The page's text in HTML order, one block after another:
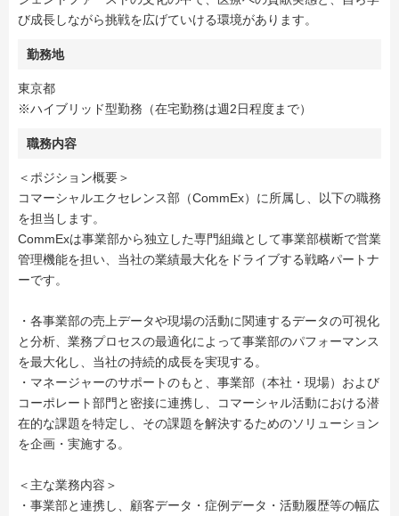
び成長しながら挑戦を広げていける環境があります。
勤務地
東京都
※ハイブリッド型勤務（在宅勤務は週2日程度まで）
職務内容
＜ポジション概要＞
コマーシャルエクセレンス部（CommEx）に所属し、以下の職務
を担当します。
CommExは事業部から独立した専門組織として事業部横断で営業
管理機能を担い、当社の業績最大化をドライブする戦略パートナ
ーです。
・各事業部の売上データや現場の活動に関連するデータの可視化
と分析、業務プロセスの最適化によって事業部のパフォーマンス
を最大化し、当社の持続的成長を実現する。
・マネージャーのサポートのもと、事業部（本社・現場）および
コーポレート部門と密接に連携し、コマーシャル活動における潜
在的な課題を特定し、その課題を解決するためのソリューション
を企画・実施する。
＜主な業務内容＞
・事業部と連携し、顧客データ・症例データ・活動履歴等の幅広